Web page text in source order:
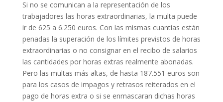
Si no se comunican a la representación de los
trabajadores las horas extraordinarias, la multa puede
ir de 625 a 6.250 euros. Con las mismas cuantías están
penadas la superación de los límites previstos de horas
extraordinarias o no consignar en el recibo de salarios
las cantidades por horas extras realmente abonadas.
Pero las multas más altas, de hasta 187.551 euros son
para los casos de impagos y retrasos reiterados en el
pago de horas extra o si se enmascaran dichas horas